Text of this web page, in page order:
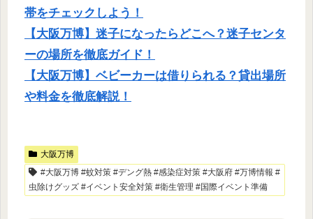
帯をチェックしよう！
【大阪万博】迷子になったらどこへ？迷子センタ
ーの場所を徹底ガイド！
【大阪万博】ベビーカーは借りられる？貸出場所
や料金を徹底解説！
大阪万博
#大阪万博 #蚊対策 #デング熱 #感染症対策 #大阪府 #万博情報 #
虫除けグッズ #イベント安全対策 #衛生管理 #国際イベント準備